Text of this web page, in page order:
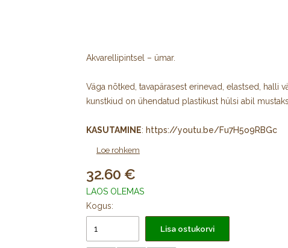
Akvarellipintsel – ümar.
Väga nõtked, tavapärasest erinevad, elastsed, halli
kunstkiud on ühendatud plastikust hülsi abil
KASUTAMINE: https://youtu.be/Fu7H5o9RBGc
Loe rohkem
32.60
LAOS OLEMAS
Kogus:
Lisa ostukorvi